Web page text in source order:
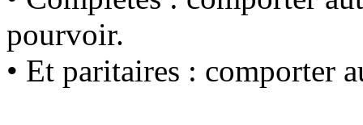
pourvoir.
• Et paritaires : comporter